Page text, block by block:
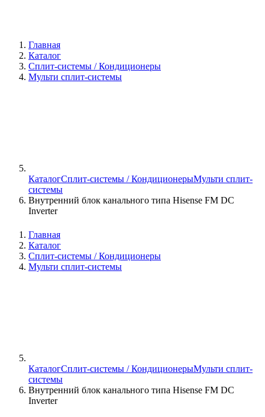
Главная
Каталог
Сплит-системы / Кондиционеры
Мульти сплит-системы
КаталогСплит-системы / КондиционерыМульти сплит-
системы
Внутренний блок канального типа Hisense FM DC
Inverter
Главная
Каталог
Сплит-системы / Кондиционеры
Мульти сплит-системы
КаталогСплит-системы / КондиционерыМульти сплит-
системы
Внутренний блок канального типа Hisense FM DC
Inverter